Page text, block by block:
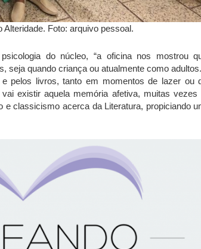
Alteridade. Foto: arquivo pessoal.
do núcleo, “a oficina nos mostrou
seja quando criança ou atualmente como
pelos livros, tanto em momentos de lazer ou
existir aquela memória afetiva, muitas vezes
classicismo acerca da Literatura, propiciando